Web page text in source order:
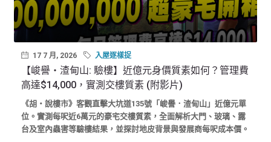
17 7 月, 2026 入屋逐樣捉
【峻譽‧渣甸山: 驗樓】近億元身價質素如何？管理費
高達$14,000，實測交樓質素 (附影片)
《胡‧說樓市》客觀直擊大坑道135號「峻譽．渣甸山」近億元單
位。實測每呎近6萬元的豪宅交樓質素，全面解析大門、玻璃、露
台及室內蟲害等驗樓結果，並探討地皮背景與發展商每呎成本價。